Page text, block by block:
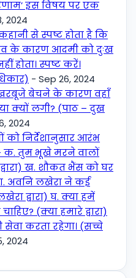
इस विषय पर एक
2024
से स्पष्ट होता है कि
के कारण आदमी को दुःख
होता। स्पष्ट करें।
- Sep 26, 2024
खरबूजे बेचने के कारण वहाँ
क्यों लगी? (पाठ – दुख
2024
को निर्देशानुसार आरंभ
क. तुम भूखे मरने वालों
ख. शौकत भैंस को घर
ग. अवनि लखेरा ने कई
द्वारा) घ. क्या हमें
(क्या हमारे द्वारा)
करता रहेगा। (सच्चे
2024